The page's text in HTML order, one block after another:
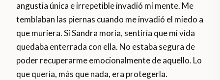
angustia única e irrepetible invadió mi mente. Me
temblaban las piernas cuando me invadió el miedo a
que muriera. Si Sandra moría, sentiría que mi vida
quedaba enterrada con ella. No estaba segura de
poder recuperarme emocionalmente de aquello. Lo
que quería, más que nada, era protegerla.